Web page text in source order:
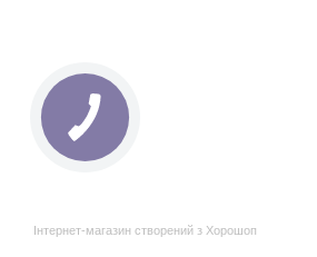
Інтернет-магазин створений з Хорошоп